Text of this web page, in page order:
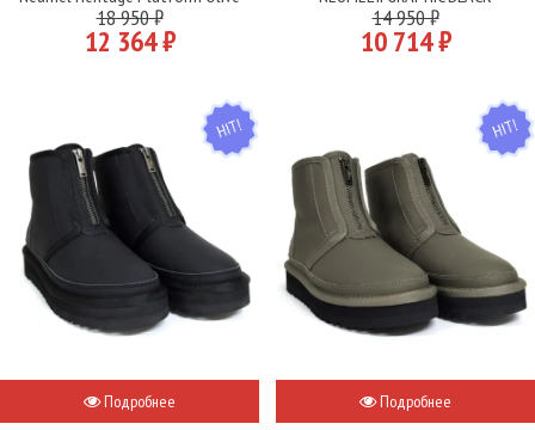
18 950 ₽
12 364 ₽
14 950 ₽
10 714 ₽
HIT
Подробнее
HIT
Подробнее